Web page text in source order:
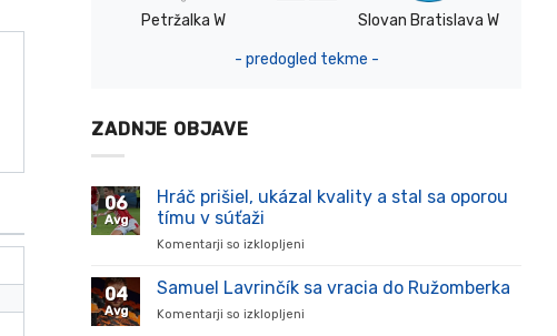
Petržalka W Slovan Bratislava W
- predogled tekme -
ZADNJE OBJAVE
06
Avg
Hráč prišiel, ukázal kvality a stal sa oporou
tímu v súťaži
Komentarji so izklopljeni
prišiel,
04
Avg
Samuel Lavrinčík sa vracia do Ružomberka
Komentarji so izklopljeni